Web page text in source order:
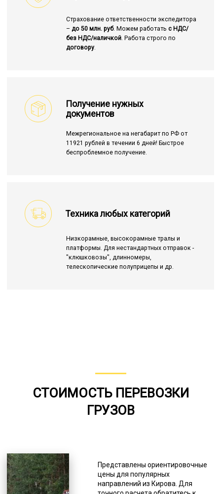
Страхование ответственности экспедитора
– до 50 млн. руб. Можем работать с НДС/
без НДС/наличкой. Работа строго по
договору.
Получение нужных
документов
Межрегиональное на негабарит по РФ от
11921 рублей в течении 6 дней! Быстрое
беспроблемное получение.
Техника любых категорий
Низкорамные, высокорамные тралы и
платформы. Для нестандартных отправок -
"клюшковозы", длинномеры,
телескопические полуприцепы и др.
СТОИМОСТЬ ПЕРЕВОЗКИ
ГРУЗОВ
Представлены ориентировочные
цены для популярных
направлений из Кирова. Для